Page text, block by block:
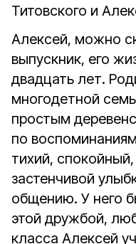
Титовского и
Алексей, можно
выпускник, его
двадцать лет.
многодетной
простым
по
тихий,
застенчивой
общению. У него
этой дружбой,
класса Алексей